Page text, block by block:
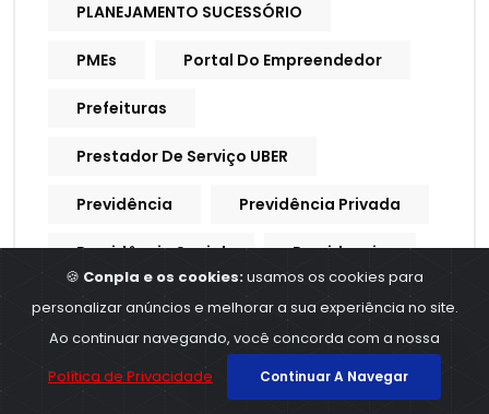
PLANEJAMENTO SUCESSÓRIO
PMEs Portal Do Empreendedor
Prefeituras
Prestador De Serviço UBER
Previdência Previdência Privada
Previdência Social Previdencia
Previdencia Social
Processo Trabalhista
Procuração Digital
🍪 Conpla e os cookies:usamos os cookies para
personalizar anúncios e melhorar a sua experiência no site.
Ao continuar navegando, você concorda com a nossa
Política de Privacidade
Continuar A Navegar